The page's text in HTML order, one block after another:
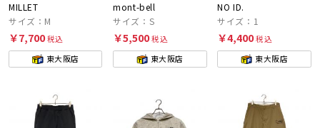
MILLET
サイズ：M
￥7,700税込
東大阪店
mont-bell
サイズ：S
￥5,500税込
東大阪店
NO ID.
サイズ：1
￥4,400税込
東大阪店